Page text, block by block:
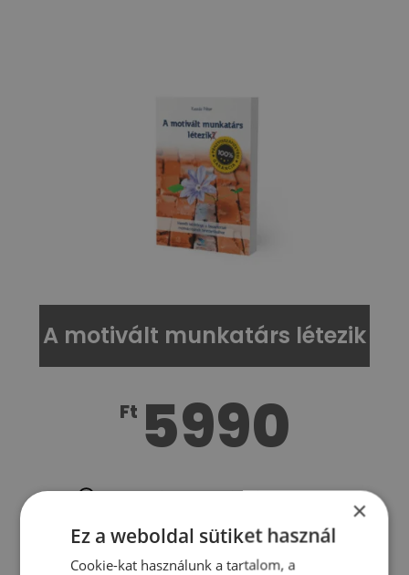
A motivált munkatárs létezik
Ft 5990
A motivált munkatárs létezik könyv
A KÖNYVET SZERETNÉM
×
Ez a weboldal sütiket használ
Cookie-kat használunk a tartalom, a